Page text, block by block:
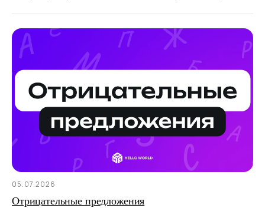
05.07.2026
Отрицательные предложения